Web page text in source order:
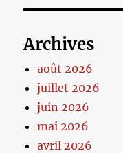
Archives
août 2026
juillet 2026
juin 2026
mai 2026
avril 2026